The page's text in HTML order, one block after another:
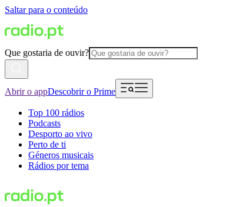
Saltar para o conteúdo
Que gostaria de ouvir?
Abrir o appDescobrir o Prime
Top 100 rádios
Podcasts
Desporto ao vivo
Perto de ti
Géneros musicais
Rádios por tema